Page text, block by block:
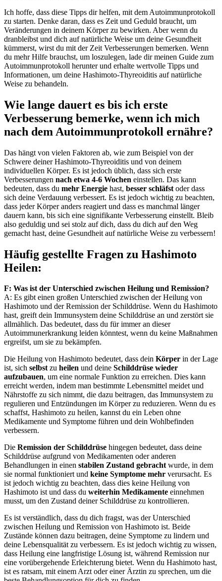
Ich hoffe, dass diese Tipps dir helfen, mit dem Autoimmunprotokoll
zu starten. Denke daran, dass es Zeit und Geduld braucht, um
Veränderungen in deinem Körper zu bewirken. Aber wenn du
dranbleibst und dich auf natürliche Weise um deine Gesundheit
kümmerst, wirst du mit der Zeit Verbesserungen bemerken. Wenn
du mehr Hilfe brauchst, um loszulegen, lade dir meinen Guide zum
Autoimmunprotokoll herunter und erhalte wertvolle Tipps und
Informationen, um deine Hashimoto-Thyreoiditis auf natürliche
Weise zu behandeln.
Wie lange dauert es bis ich erste
Verbesserung bemerke, wenn ich mich
nach dem Autoimmunprotokoll ernähre?
Das hängt von vielen Faktoren ab, wie zum Beispiel von der
Schwere deiner Hashimoto-Thyreoiditis und von deinem
individuellen Körper. Es ist jedoch üblich, dass sich erste
Verbesserungen nach etwa 4-6 Wochen einstellen. Das kann
bedeuten, dass du mehr Energie hast, besser schläfst oder dass
sich deine Verdauung verbessert. Es ist jedoch wichtig zu beachten,
dass jeder Körper anders reagiert und dass es manchmal länger
dauern kann, bis sich eine signifikante Verbesserung einstellt. Bleib
also geduldig und sei stolz auf dich, dass du dich auf den Weg
gemacht hast, deine Gesundheit auf natürliche Weise zu verbessern!
Häufig gestellte Fragen zu Hashimoto
Heilen:
F: Was ist der Unterschied zwischen Heilung und Remission?
A: Es gibt einen großen Unterschied zwischen der Heilung von
Hashimoto und der Remission der Schilddrüse. Wenn du Hashimoto
hast, greift dein Immunsystem deine Schilddrüse an und zerstört sie
allmählich. Das bedeutet, dass du für immer an dieser
Autoimmunerkrankung leiden könntest, wenn du keine Maßnahmen
ergreifst, um sie zu bekämpfen.
Die Heilung von Hashimoto bedeutet, dass dein Körper in der Lage
ist, sich selbstzu heilen und deine Schilddrüse wieder
aufzubauen, um eine normale Funktion zu erreichen. Dies kann
erreicht werden, indem man bestimmte Lebensmittel meidet und
Nährstoffe zu sich nimmt, die dazu beitragen, das Immunsystem zu
regulieren und Entzündungen im Körper zu reduzieren. Wenn du es
schaffst, Hashimoto zu heilen, kannst du ein Leben ohne
Medikamente und Symptome führen und dein Wohlbefinden
verbessern.
Die Remission der Schilddrüse hingegen bedeutet, dass deine
Schilddrüse aufgrund von Medikamenten oder anderen
Behandlungen in einen stabilen Zustand gebrachtwurde, in dem
sie normal funktioniert und keine Symptome mehr verursacht. Es
ist jedoch wichtig zu beachten, dass dies keine Heilung von
Hashimoto ist und dass du weiterhin Medikamente einnehmen
musst, um den Zustand deiner Schilddrüse zu kontrollieren.
Es ist verständlich, dass du dich fragst, was der Unterschied
zwischen Heilung und Remission von Hashimoto ist. Beide
Zustände können dazu beitragen, deine Symptome zu lindern und
deine Lebensqualität zu verbessern. Es ist jedoch wichtig zu wissen,
dass Heilung eine langfristige Lösung ist, während Remission nur
eine vorübergehende Erleichterung bietet. Wenn du Hashimoto hast,
ist es ratsam, mit einem Arzt oder einer Ärztin zu sprechen, um die